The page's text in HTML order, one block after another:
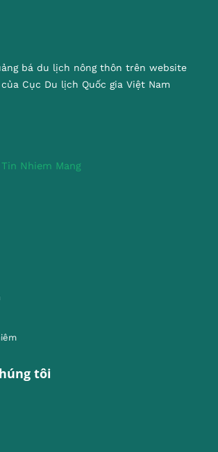
bá du lịch nông thôn trên website
Cục Du lịch Quốc gia Việt Nam
tôi